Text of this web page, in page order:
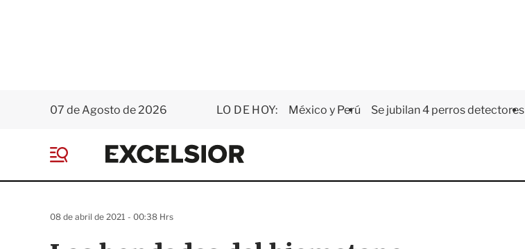
07 de Agosto de 2026 LO DE HOY: México y Perú Se jubilan 4 perros detectores
E
x
e
e
08 de abril de 2021 - 00:38 Hrs